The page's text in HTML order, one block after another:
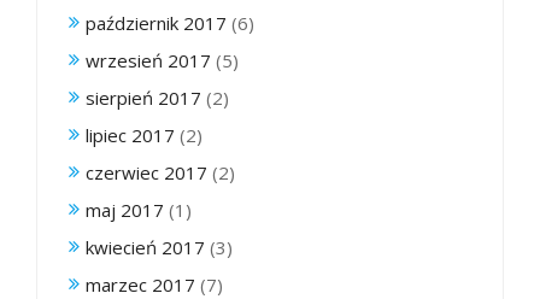
październik 2017 (6)
wrzesień 2017 (5)
sierpień 2017 (2)
lipiec 2017 (2)
czerwiec 2017 (2)
maj 2017 (1)
kwiecień 2017 (3)
marzec 2017 (7)